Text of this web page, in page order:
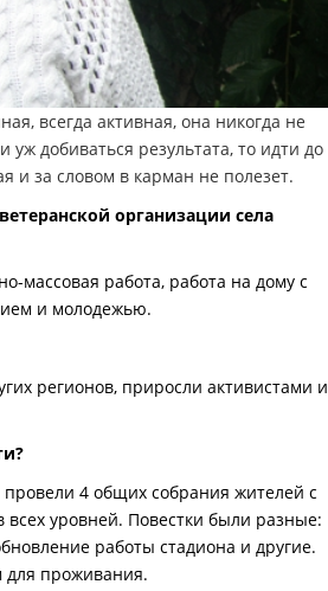
всегда активная, она никогда не
добиваться результата, то идти до
и за словом в карман не полезет.
организации села
массовая работа, работа на дому с
и молодежью.
регионов, приросли активистами и
4 общих собрания жителей с
всех уровней. Повестки были разные:
работы стадиона и другие.
для проживания.